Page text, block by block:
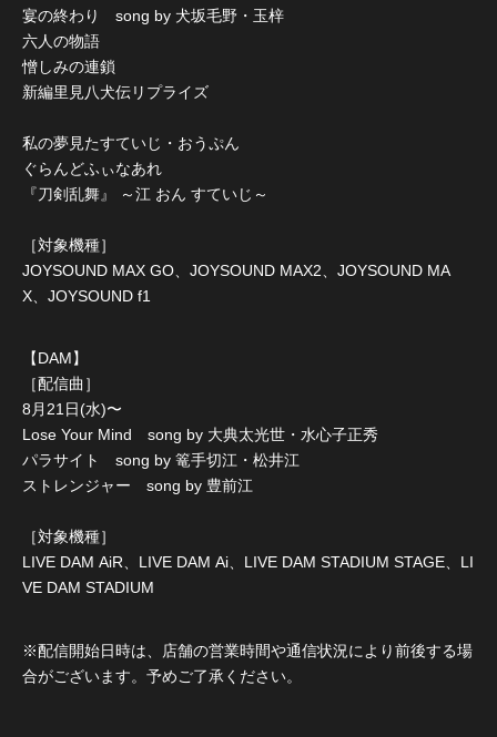
宴の終わり song by 犬坂毛野・玉梓
六人の物語
憎しみの連鎖
新編里見八犬伝リプライズ
私の夢見たすていじ・おうぷん
ぐらんどふぃなあれ
『刀剣乱舞』 ～江 おん すていじ～
［対象機種］
JOYSOUND MAX GO、JOYSOUND MAX2、JOYSOUND MA
X、JOYSOUND f1
【DAM】
［配信曲］
8月21日(水)〜
Lose Your Mind song by 大典太光世・水心子正秀
パラサイト song by 篭手切江・松井江
ストレンジャー song by 豊前江
［対象機種］
LIVE DAM AiR、LIVE DAM Ai、LIVE DAM STADIUM STAGE、LI
VE DAM STADIUM
※配信開始日時は、店舗の営業時間や通信状況により前後する場
合がございます。予めご了承ください。